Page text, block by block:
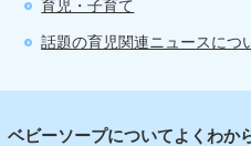
育児・子育て
話題の育児関連ニュースにつ
ベビーソープについてよくわか